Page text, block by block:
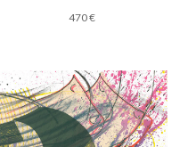
470€